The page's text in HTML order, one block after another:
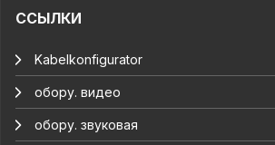
ССЫЛКИ
Kabelkonfigurator
обору. видео
обору. звуковая